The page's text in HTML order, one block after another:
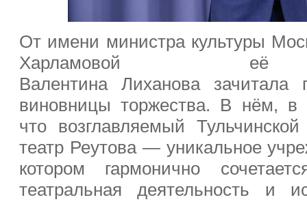
От имени министра культуры
Харламовой её
Валентина Лихановазачитала
виновницы торжества. В нём, в
что возглавляемый
театр Реутова — уникальное
котором гармонично
театральная деятельность и